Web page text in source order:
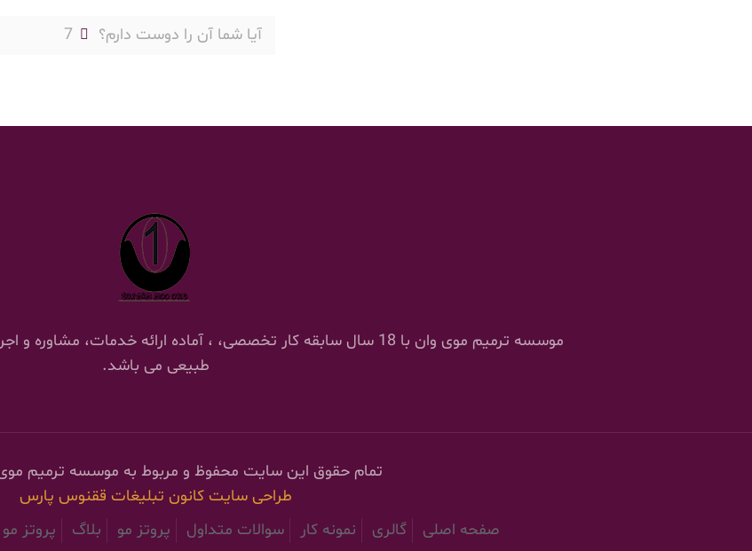
آیا شما آن را دوست دارم؟ 7
موسسه ترمیم موی وان با 18 سال سابقه کار تخصصی، ، آماده ارائه خدمات،
طبیعی می باشد.
تمام حقوق این سایت محفوظ و مربوط به موسسه ترمیم
طراحی سایت کانون تبلیغات ققنوس پارس
صفحه اصلی
گالری نمونه کار سوالات متداول پروتز مو بلاگ پروتز